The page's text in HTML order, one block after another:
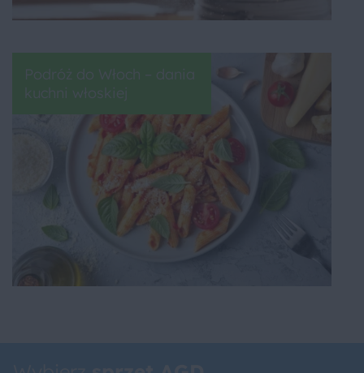
Podróż do Włoch – dania
kuchni włoskiej